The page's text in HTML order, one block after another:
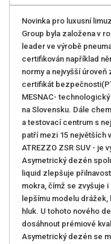
Novinka pro luxusní
Group byla založena v
leader ve výrobě
certifikován například
normy a nejvyšší úroveň
certifikát
MESNAC-
na Slovensku. Dále
a testovací centrum s
patří mezi 15 největších
ATREZZO ZSR SUV - je
Asymetrický dezén
liquid zlepšuje
mokra, čímž se zvyšuje
lepšímu modelu
hluk. U tohoto nového
dosáhnout prémiové
Asymetrický dezén se